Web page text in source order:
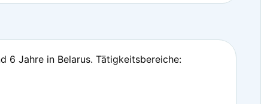
6 Jahre in Belarus. Tätigkeitsbereiche: